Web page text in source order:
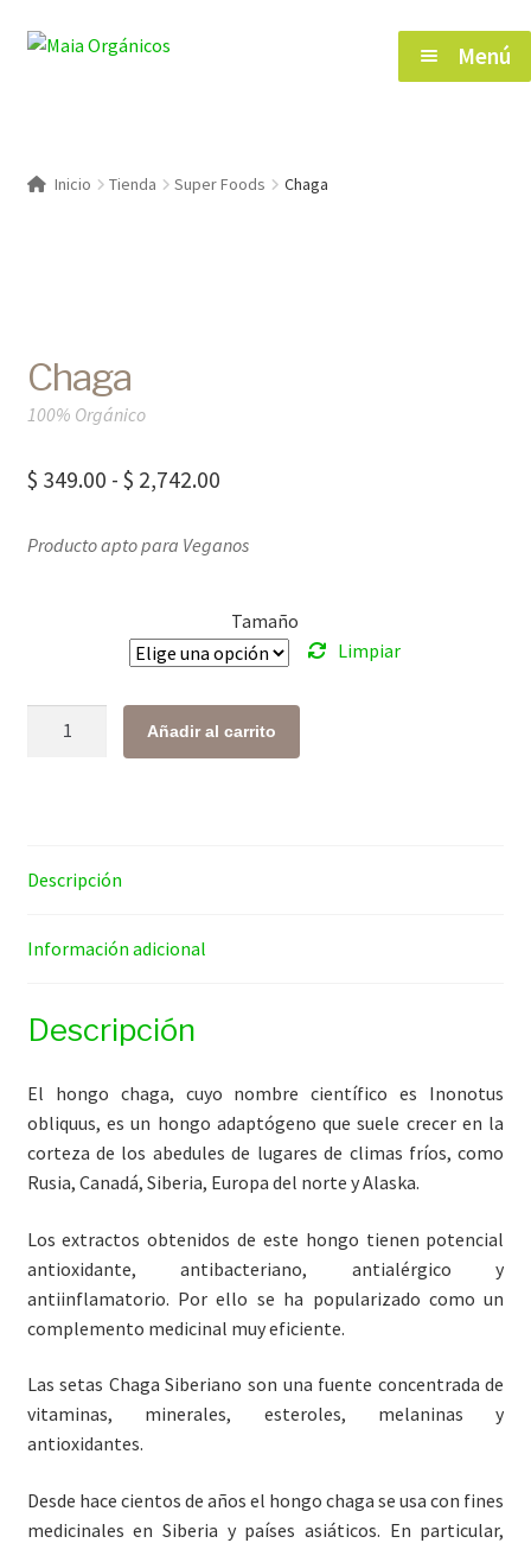
Saltar
Ir
Menú
Blog
Inicio Tienda Super Foods Chaga
Chaga
100% Orgánico
$ 349.00 - $ 2,742.00Rango
precios:
$ 349.00
hasta
$ 2,742.00
Producto apto para Veganos
Tamaño
Limpiar
Añadir al carrito
Descripción
Información adicional
Descripción
El hongo chaga, cuyo nombre científico es Inonotus
obliquus, es un hongo adaptógeno que suele crecer en la
corteza de los abedules de lugares de climas fríos, como
Rusia, Canadá, Siberia, Europa del norte y Alaska.
Los extractos obtenidos de este hongo tienen potencial
antioxidante, antibacteriano, antialérgico y
antiinflamatorio. Por ello se ha popularizado como un
complemento medicinal muy eficiente.
Las setas Chaga Siberiano son una fuente concentrada de
vitaminas, minerales, esteroles, melaninas y
antioxidantes.
Desde hace cientos de años el hongo chaga se usa con fines
medicinales en Siberia y países asiáticos. En particular,